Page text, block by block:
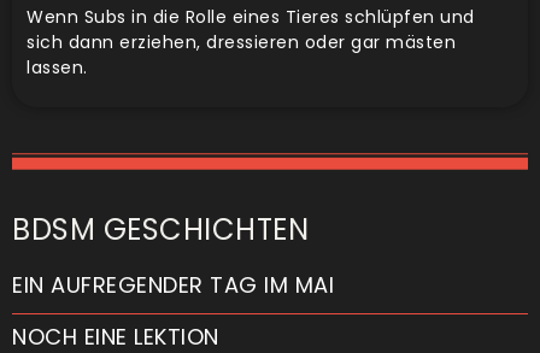
Wenn Subs in die Rolle eines Tieres schlüpfen und
sich dann erziehen, dressieren oder gar mästen
lassen.
BDSM GESCHICHTEN
EIN AUFREGENDER TAG IM MAI
NOCH EINE LEKTION